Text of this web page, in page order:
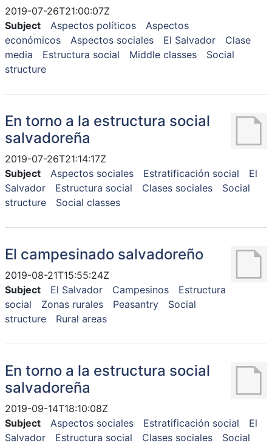
2019-07-26T21:00:07Z
Subject
Aspectos políticos
Aspectos
económicos
Aspectos sociales El Salvador
Clase
media
Estructura social Middle classes
Social
structure
En torno a la estructura social
salvadoreña
2019-07-26T21:14:17Z
Subject
Aspectos sociales Estratificación social
El
Salvador
Estructura social Clases sociales
Social
structure
Social classes
El campesinado salvadoreño
2019-08-21T15:55:24Z
Subject
El Salvador Campesinos
Estructura
social
Zonas rurales Peasantry
Social
structure
Rural areas
En torno a la estructura social
salvadoreña
2019-09-14T18:10:08Z
Subject
Aspectos sociales Estratificación social
El
Salvador
Estructura social Clases sociales Social